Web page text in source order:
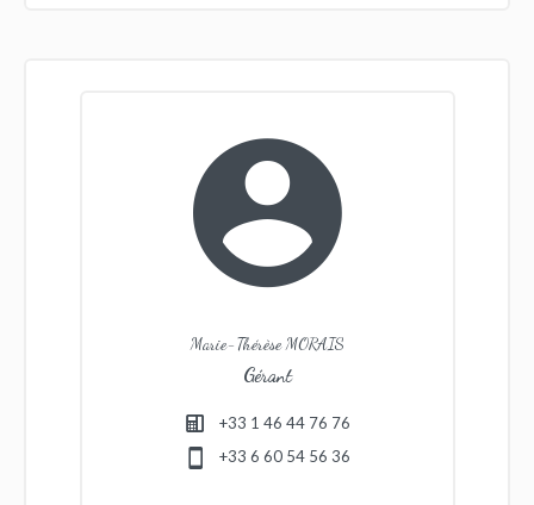
Marie-Thérèse MORAIS
Gérant
+33 1 46 44 76 76
+33 6 60 54 56 36